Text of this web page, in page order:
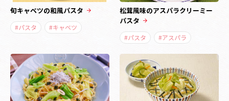
旬キャベツの和風パスタ
#パスタ #キャベツ
松茸風味のアスパラクリーミー
パスタ
#パスタ #アスパラ